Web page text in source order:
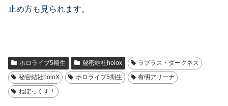
止め方も見られます。
ホロライブ5期生 秘密結社holox
ラプラス・ダークネス
秘密結社holoX
ホロライブ5期生
有明アリーナ
ねぽっくす！